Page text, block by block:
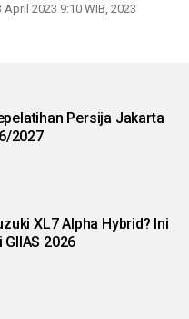
April 2023 9:10 WIB, 2023
Persija Jakarta
2027
XL7 Alpha Hybrid? Ini
2026